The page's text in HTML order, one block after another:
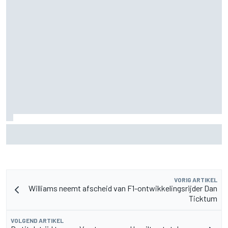
VORIG ARTIKEL
Williams neemt afscheid van F1-ontwikkelingsrijder Dan
Ticktum
VOLGEND ARTIKEL